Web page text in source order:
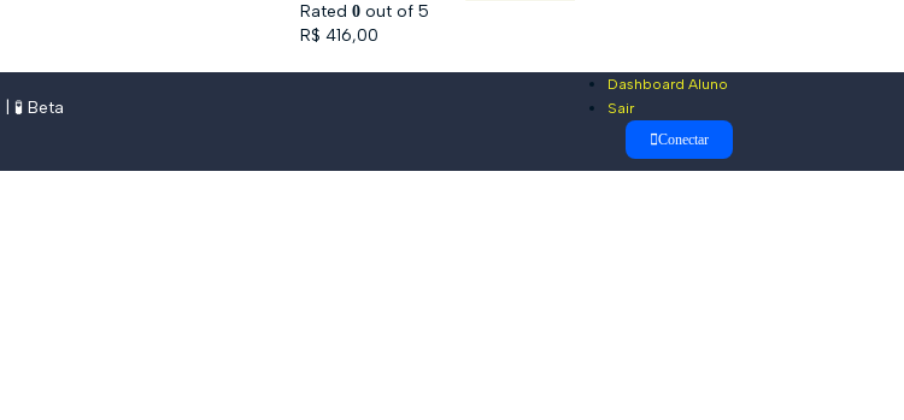
Rated 0out of 5
R$ 416,00
| 🧪 Beta
Dashboard Aluno
Sair
Conectar